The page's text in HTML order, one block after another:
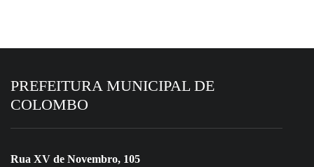
PREFEITURA MUNICIPAL DE
COLOMBO
Rua XV de Novembro, 105